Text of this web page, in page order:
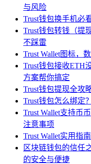
与风险
Trust钱包换手机必
Trust钱包转钱（提
不踩雷
Trust Wallet图标，
Trust钱包接收ETH
方案帮你搞定
Trust钱包提现全攻
Trust钱包怎么绑定
Trust Wallet支持币
注意事项
Trust Wallet实用指
区块链钱包的信任
的安全与便捷